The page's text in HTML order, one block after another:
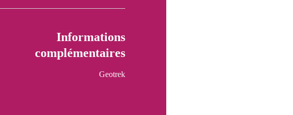
Informations
complémentaires
Geotrek